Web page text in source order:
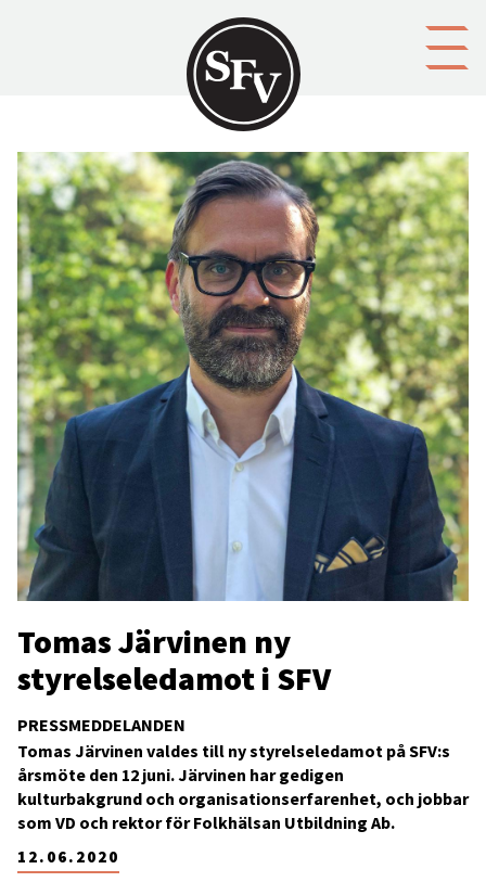
PRESSMEDDELANDEN
Tomas Järvinen ny
styrelseledamot i SFV
12.06.2020
Tomas Järvinen valdes till ny styrelseledamot på SFV:s
årsmöte den 12 juni. Järvinen har gedigen
kulturbakgrund och organisationserfarenhet, och jobbar
som VD och rektor för Folkhälsan Utbildning Ab.